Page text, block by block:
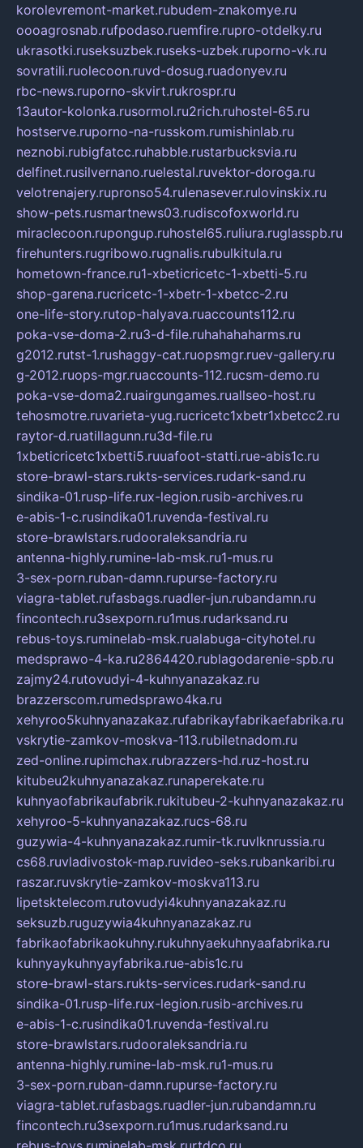
korolevremont-market.rubudem-znakomye.ru
oooagrosnab.rufpodaso.ruemfire.rupro-otdelky.ru
ukrasotki.ruseksuzbek.ruseks-uzbek.ruporno-vk.ru
sovratili.ruolecoon.ruvd-dosug.ruadonyev.ru
rbc-news.ruporno-skvirt.rukrospr.ru
13autor-kolonka.rusormol.ru2rich.ruhostel-65.ru
hostserve.ruporno-na-russkom.rumishinlab.ru
neznobi.rubigfatcc.ruhabble.rustarbucksvia.ru
delfinet.rusilvernano.ruelestal.ruvektor-doroga.ru
velotrenajery.rupronso54.rulenasever.rulovinskix.ru
show-pets.rusmartnews03.rudiscofoxworld.ru
miraclecoon.rupongup.ruhostel65.ruliura.ruglasspb.ru
firehunters.rugribowo.rugnalis.rubulkitula.ru
hometown-france.ru1-xbeticricetc-1-xbetti-5.ru
shop-garena.rucricetc-1-xbetr-1-xbetcc-2.ru
one-life-story.rutop-halyava.ruaccounts112.ru
poka-vse-doma-2.ru3-d-file.ruhahahaharms.ru
g2012.rutst-1.rushaggy-cat.ruopsmgr.ruev-gallery.ru
g-2012.ruops-mgr.ruaccounts-112.rucsm-demo.ru
poka-vse-doma2.ruairgungames.ruallseo-host.ru
tehosmotre.ruvarieta-yug.rucricetc1xbetr1xbetcc2.ru
raytor-d.ruatillagunn.ru3d-file.ru
1xbeticricetc1xbetti5.ruuafoot-statti.rue-abis1c.ru
store-brawl-stars.rukts-services.rudark-sand.ru
sindika-01.rusp-life.rux-legion.rusib-archives.ru
e-abis-1-c.rusindika01.ruvenda-festival.ru
store-brawlstars.rudooraleksandria.ru
antenna-highly.rumine-lab-msk.ru1-mus.ru
3-sex-porn.ruban-damn.rupurse-factory.ru
viagra-tablet.rufasbags.ruadler-jun.rubandamn.ru
fincontech.ru3sexporn.ru1mus.rudarksand.ru
rebus-toys.ruminelab-msk.rualabuga-cityhotel.ru
medsprawo-4-ka.ru2864420.rublagodarenie-spb.ru
zajmy24.rutovudyi-4-kuhnyanazakaz.ru
brazzerscom.rumedsprawo4ka.ru
xehyroo5kuhnyanazakaz.rufabrikayfabrikaefabrika.ru
vskrytie-zamkov-moskva-113.rubiletnadom.ru
zed-online.rupimchax.rubrazzers-hd.ruz-host.ru
kitubeu2kuhnyanazakaz.runaperekate.ru
kuhnyaofabrikaufabrik.rukitubeu-2-kuhnyanazakaz.ru
xehyroo-5-kuhnyanazakaz.rucs-68.ru
guzywia-4-kuhnyanazakaz.rumir-tk.ruvlknrussia.ru
cs68.ruvladivostok-map.ruvideo-seks.rubankaribi.ru
raszar.ruvskrytie-zamkov-moskva113.ru
lipetsktelecom.rutovudyi4kuhnyanazakaz.ru
seksuzb.ruguzywia4kuhnyanazakaz.ru
fabrikaofabrikaokuhny.rukuhnyaekuhnyaafabrika.ru
kuhnyaykuhnyayfabrika.rue-abis1c.ru
store-brawl-stars.rukts-services.rudark-sand.ru
sindika-01.rusp-life.rux-legion.rusib-archives.ru
e-abis-1-c.rusindika01.ruvenda-festival.ru
store-brawlstars.rudooraleksandria.ru
antenna-highly.rumine-lab-msk.ru1-mus.ru
3-sex-porn.ruban-damn.rupurse-factory.ru
viagra-tablet.rufasbags.ruadler-jun.rubandamn.ru
fincontech.ru3sexporn.ru1mus.rudarksand.ru